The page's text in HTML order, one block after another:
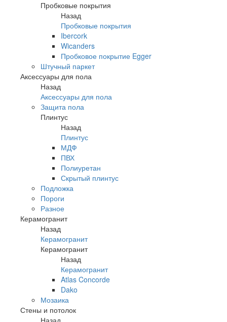
Пробковые покрытия
Назад
Пробковые покрытия
Ibercork
Wicanders
Пробковое покрытие Egger
Штучный паркет
Аксессуары для пола
Назад
Аксессуары для пола
Защита пола
Плинтус
Назад
Плинтус
МДФ
ПВХ
Полиуретан
Скрытый плинтус
Подложка
Пороги
Разное
Керамогранит
Назад
Керамогранит
Керамогранит
Назад
Керамогранит
Atlas Concorde
Dako
Мозаика
Стены и потолок
Назад